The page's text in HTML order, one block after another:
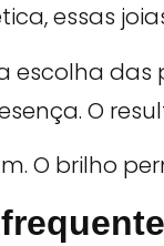
essas
escolha
O
O brilho